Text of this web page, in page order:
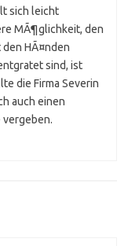
sich leicht
MÃ¶glichkeit, den
HÃ¤nden
sind, ist
die Firma Severin
auch einen
vergeben.